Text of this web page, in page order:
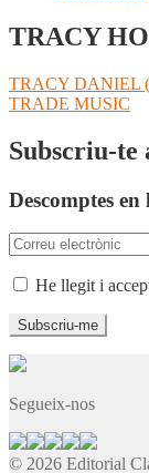
TRACY
Navegació
d'entrades
Entrada
anterior:
TRACY DANIEL
Pròxima
TRADE MUSIC
Subscriu-te
Descomptes
He llegit i
Segueix-nos
© 2026 Editorial